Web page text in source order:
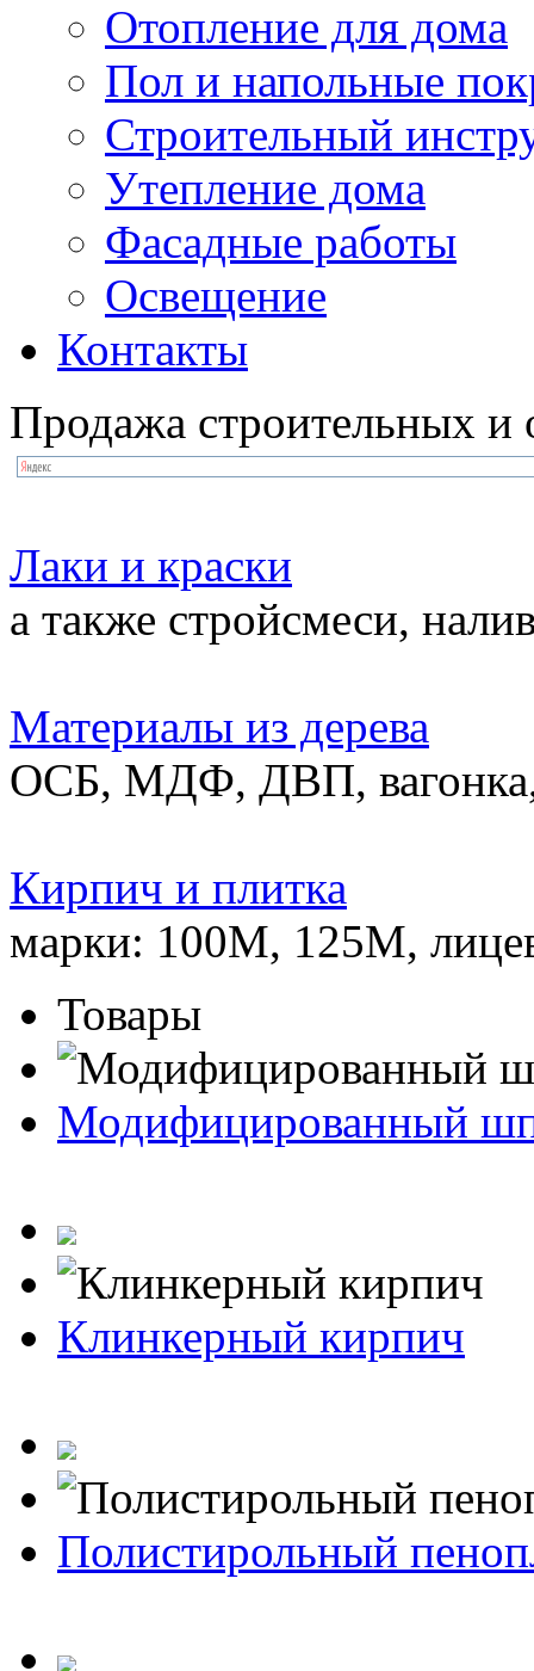
Отопление для дома
Пол и напольные
Строительный
Утепление дома
Фасадные работы
Освещение
Контакты
Продажа строительных и
Лаки и краски
а также стройсмеси,
Материалы из дерева
ОСБ, МДФ, ДВП,
Кирпич и плитка
марки: 100М, 125М,
Товары
Модифицированный
Клинкерный кирпич
Полистирольный